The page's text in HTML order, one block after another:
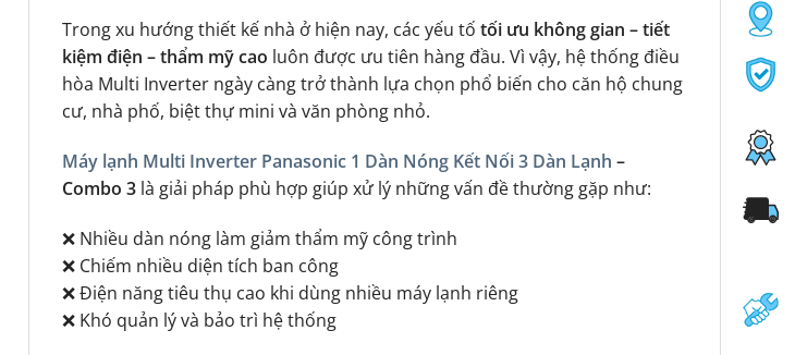
Trong xu hướng thiết kế nhà ở hiện nay, các yếu tố tối ưu không gian – tiết
kiệm điện – thẩm mỹ cao luôn được ưu tiên hàng đầu. Vì vậy, hệ thống điều
hòa Multi Inverter ngày càng trở thành lựa chọn phổ biến cho căn hộ chung
cư, nhà phố, biệt thự mini và văn phòng nhỏ.
Máy lạnh Multi Inverter Panasonic 1 Dàn Nóng Kết Nối 3 Dàn Lạnh –
Combo 3là giải pháp phù hợp giúp xử lý những vấn đề thường gặp như:
❌ Nhiều dàn nóng làm giảm thẩm mỹ công trình
❌ Chiếm nhiều diện tích ban công
❌ Điện năng tiêu thụ cao khi dùng nhiều máy lạnh riêng
❌ Khó quản lý và bảo trì hệ thống